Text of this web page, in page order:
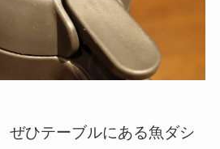
ぜひテーブルにある魚ダシ